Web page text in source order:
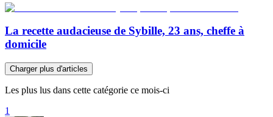
La recette audacieuse de Sybille, 23 ans, cheffe à
domicile
Charger plus d'articles
Les plus lus dans cette catégorie ce mois-ci
1